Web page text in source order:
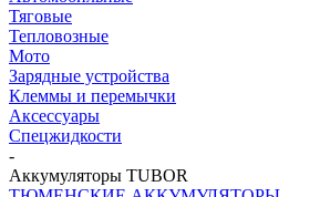
Тяговые
Тепловозные
Мото
Зарядные устройства
Клеммы и перемычки
Аксессуары
Спецжидкости
-
Аккумуляторы TUBOR